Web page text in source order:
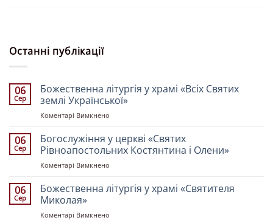
Останні публікації
06
Сер
Божественна літургія у храмі «Всіх Святих
землі Української»
Коментарі Вимкнено
літургія
у
храмі
землі
Української»
06
Сер
Богослужіння у церкві «Святих
Рівноапостольних Костянтина і Олени»
Коментарі Вимкнено
у
церкві
06
Сер
Божественна літургія у храмі «Святителя
Миколая»
Коментарі Вимкнено